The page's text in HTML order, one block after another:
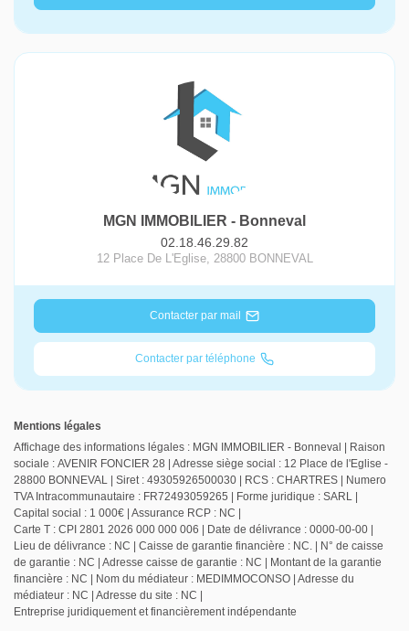
MGN IMMOBILIER - Bonneval
02.18.46.29.82
12 Place De L'Eglise, 28800 BONNEVAL
Contacter par mail
Contacter par téléphone
Mentions légales
Affichage des informations légales : MGN IMMOBILIER - Bonneval | Raison
sociale : AVENIR FONCIER 28 | Adresse siège social : 12 Place de l'Eglise -
28800 BONNEVAL | Siret : 49305926500030 | RCS : CHARTRES | Numero
TVA Intracommunautaire : FR72493059265 | Forme juridique : SARL |
Capital social : 1 000€ | Assurance RCP : NC |
Carte T : CPI 2801 2026 000 000 006 | Date de délivrance : 0000-00-00 |
Lieu de délivrance : NC | Caisse de garantie financière : NC. | N° de caisse
de garantie : NC | Adresse caisse de garantie : NC | Montant de la garantie
financière : NC | Nom du médiateur : MEDIMMOCONSO | Adresse du
médiateur : NC | Adresse du site : NC |
Entreprise juridiquement et financièrement indépendante